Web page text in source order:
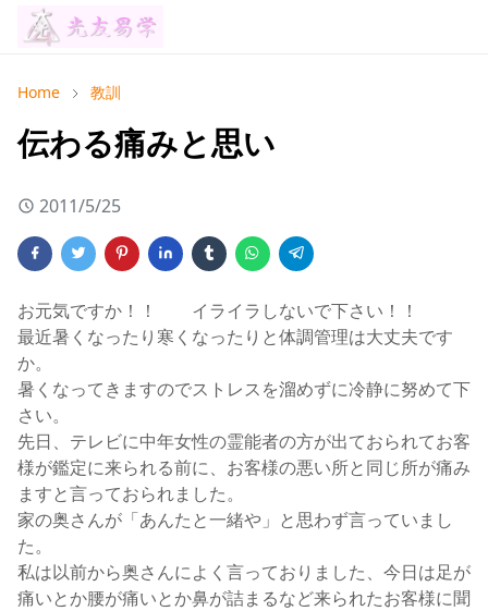
Home 教訓
伝わる痛みと思い
2011/5/25
お元気ですか！！ イライラしないで下さい！！
最近暑くなったり寒くなったりと体調管理は大丈夫です
か。
暑くなってきますのでストレスを溜めずに冷静に努めて下
さい。
先日、テレビに中年女性の霊能者の方が出ておられてお客
様が鑑定に来られる前に、お客様の悪い所と同じ所が痛み
ますと言っておられました。
家の奥さんが「あんたと一緒や」と思わず言っていまし
た。
私は以前から奥さんによく言っておりました、今日は足が
痛いとか腰が痛いとか鼻が詰まるなど来られたお客様に聞